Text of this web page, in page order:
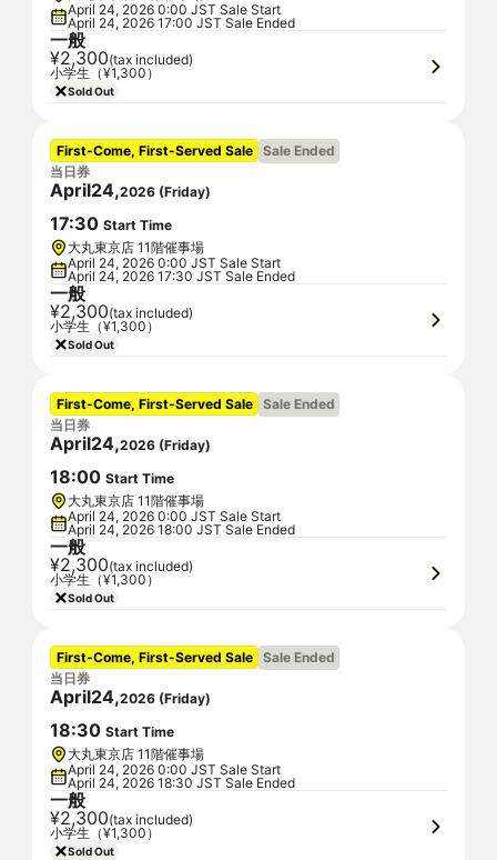
April 24, 2026 0:00 JST Sale Start
April 24, 2026 17:00 JST Sale Ended
一般
¥2,300(tax included)
小学生（¥1,300）
Sold Out
First-Come, First-Served Sale Sale Ended
当日券
April24,2026 (Friday)
17:30 Start Time
大丸東京店 11階催事場
April 24, 2026 0:00 JST Sale Start
April 24, 2026 17:30 JST Sale Ended
一般
¥2,300(tax included)
小学生（¥1,300）
Sold Out
First-Come, First-Served Sale Sale Ended
当日券
April24,2026 (Friday)
18:00 Start Time
大丸東京店 11階催事場
April 24, 2026 0:00 JST Sale Start
April 24, 2026 18:00 JST Sale Ended
一般
¥2,300(tax included)
小学生（¥1,300）
Sold Out
First-Come, First-Served Sale Sale Ended
当日券
April24,2026 (Friday)
18:30 Start Time
大丸東京店 11階催事場
April 24, 2026 0:00 JST Sale Start
April 24, 2026 18:30 JST Sale Ended
一般
¥2,300(tax included)
小学生（¥1,300）
Sold Out